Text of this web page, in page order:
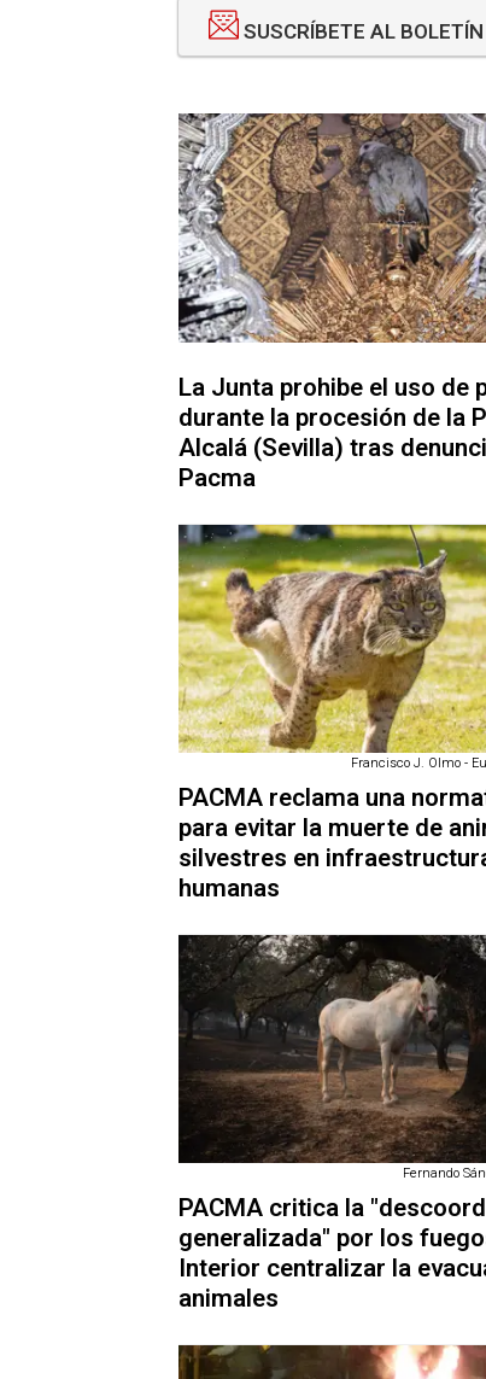
SUSCRÍBETE AL
La Junta prohibe el uso de
durante la procesión de la
Alcalá (Sevilla) tras
Pacma
Francisco J. Olmo -
PACMA reclama una
para evitar la muerte de
silvestres en
humanas
Fernando
PACMA critica la
generalizada" por los
Interior centralizar la
animales